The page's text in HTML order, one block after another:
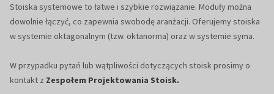
Stoiska systemowe to łatwe i szybkie rozwiązanie. Moduły można
dowolnie łączyć, co zapewnia swobodę aranżacji. Oferujemy stoiska
w systemie oktagonalnym (tzw. oktanorma) oraz w systemie syma.
W przypadku pytań lub wątpliwości dotyczących stoisk prosimy o
kontakt z Zespołem Projektowania Stoisk.